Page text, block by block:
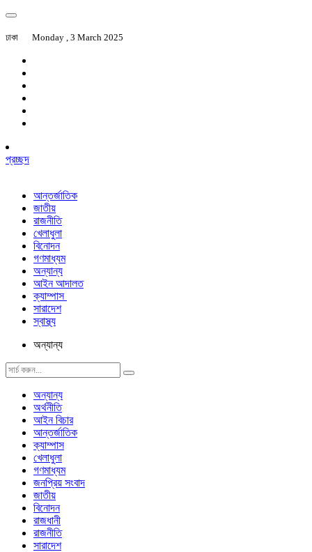
ঢাকা Monday , 3 March 2025
প্রচ্ছদ
আন্তর্জাতিক
জাতীয়
রাজনীতি
খেলাধুলা
বিনোদন
গণমাধ্যম
অন্যান্য
আইন আদালত
ক্যাম্পাস
সারাদেশ
স্বাস্থ্য
অন্যান্য
অন্যান্য
অর্থনীতি
আইন বিচার
আন্তর্জাতিক
ক্যাম্পাস
খেলাধুলা
গণমাধ্যম
জনপ্রিয় সংবাদ
জাতীয়
বিনোদন
রাজধানী
রাজনীতি
সারাদেশ